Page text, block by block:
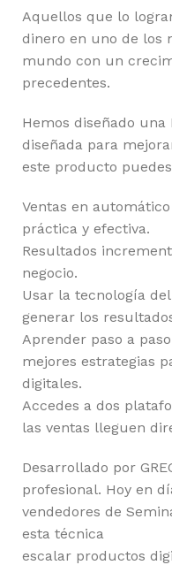
Aquellos que lo
dinero en uno de los
mundo con un
precedentes.
Hemos diseñado
diseñada para
este producto
Ventas en
práctica y efectiva.
Resultados
negocio.
Usar la tecnología
generar los
Aprender paso a
mejores estrategias
digitales.
Accedes a dos
las ventas lleguen
Desarrollado por
profesional. Hoy en
vendedores de
esta técnica
escalar productos